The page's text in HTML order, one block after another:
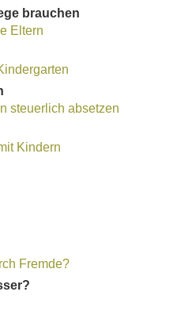
brauchen
Eltern
steuerlich absetzen
Kindern
Fremde?